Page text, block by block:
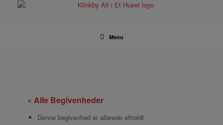
Menu
« Alle Begivenheder
Denne begivenhed er allerede afholdt.